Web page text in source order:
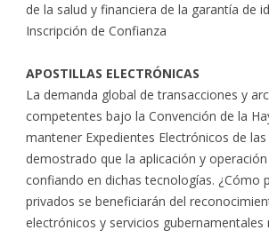
de la salud y financiera de la garantía de
Inscripción de Confianza
APOSTILLAS ELECTRÓNICAS
La demanda global de transacciones y
competentes bajo la Convención de la
mantener Expedientes Electrónicos de
demostrado que la aplicación y
confiando en dichas tecnologías. ¿Cómo
privados se beneficiarán del
electrónicos y servicios gubernamentales